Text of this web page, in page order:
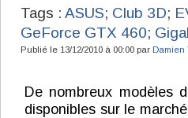
Tags : ASUS; Club 3D;
GeForce GTX 460;
Publié le 13/12/2010 à 00:00 par Damien
De nombreux modèles
disponibles sur le